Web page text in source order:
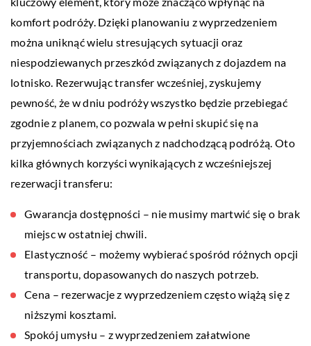
komfort podróży. Dzięki planowaniu z wyprzedzeniem
można uniknąć wielu stresujących sytuacji oraz
niespodziewanych przeszkód związanych z dojazdem na
lotnisko. Rezerwując transfer wcześniej, zyskujemy
pewność, że w dniu podróży wszystko będzie przebiegać
zgodnie z planem, co pozwala w pełni skupić się na
przyjemnościach związanych z nadchodzącą podróżą. Oto
kilka głównych korzyści wynikających z wcześniejszej
rezerwacji transferu:
Gwarancja dostępności – nie musimy martwić się o brak
miejsc w ostatniej chwili.
Elastyczność – możemy wybierać spośród różnych opcji
transportu, dopasowanych do naszych potrzeb.
Cena – rezerwacje z wyprzedzeniem często wiążą się z
niższymi kosztami.
Spokój umysłu – z wyprzedzeniem załatwione